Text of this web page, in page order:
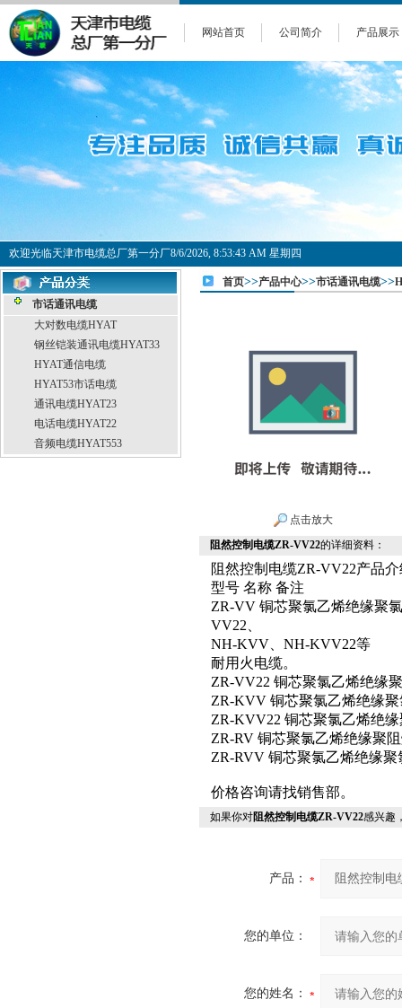
网站首页 公司简介 产品展示
欢迎光临天津市电缆总厂第一分厂8/6/2026, 8:53:43 AM 星期四
市话通讯电缆
大对数电缆HYAT
钢丝铠装通讯电缆HYAT33
HYAT通信电缆
HYAT53市话电缆
通讯电缆HYAT23
电话电缆HYAT22
音频电缆HYAT553
首页>>产品中心>>市话通讯电缆>>
点击放大
阻然控制电缆ZR-VV22的详细资料：
阻然控制电缆ZR-VV22产品
型号 名称 备注
ZR-VV 铜芯聚氯乙烯绝缘聚
VV22、
NH-KVV、NH-KVV22等
耐用火电缆。
ZR-VV22 铜芯聚氯乙烯绝缘
ZR-KVV 铜芯聚氯乙烯绝缘
ZR-KVV22 铜芯聚氯乙烯绝
ZR-RV 铜芯聚氯乙烯绝缘聚
ZR-RVV 铜芯聚氯乙烯绝缘
价格咨询请找销售部。
如果你对阻然控制电缆ZR-VV22感兴趣
产品：
您的单位：
您的姓名：